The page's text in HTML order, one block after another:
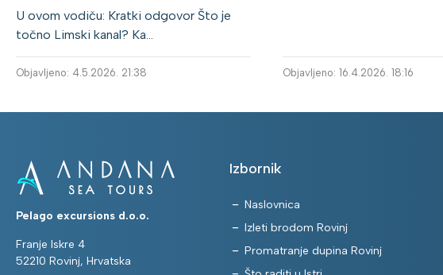
U ovom vodiču: Kratki odgovor Što je
točno Limski kanal? Ka...
Objavljeno: 4.5.2026. 21:38 Objavljeno: 16.4.2026. 18:16
Pelago excursions d.o.o.
Franje Iskre 4
52210 Rovinj, Hrvatska
Izbornik
Naslovnica
Izleti brodom Rovinj
Promatranje dupina Rovinj